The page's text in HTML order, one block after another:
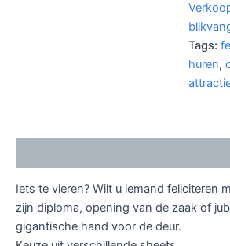
Tags:
huren,
Iets te vieren? Wilt u iemand feliciteren
zijn diploma, opening van de zaak of
gigantische hand voor de deur.